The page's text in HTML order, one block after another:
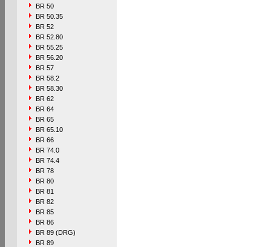
BR 50
BR 50.35
BR 52
BR 52.80
BR 55.25
BR 56.20
BR 57
BR 58.2
BR 58.30
BR 62
BR 64
BR 65
BR 65.10
BR 66
BR 74.0
BR 74.4
BR 78
BR 80
BR 81
BR 82
BR 85
BR 86
BR 89 (DRG)
BR 89